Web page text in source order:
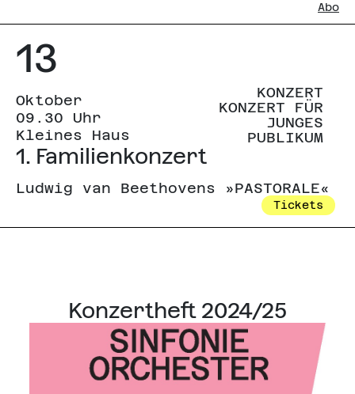
Abo
13
Oktober
09.30 Uhr
Kleines Haus
1. Familienkonzert
Ludwig van Beethovens »PASTORALE«
KONZERT
KONZERT FÜR
JUNGES
PUBLIKUM
Tickets
Konzertheft 2024/25